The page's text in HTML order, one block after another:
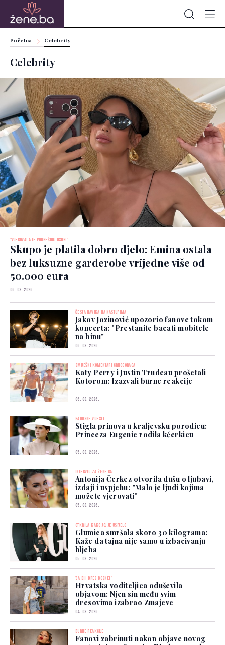
Početna Celebrity
Celebrity
"VJEROVALA JE POGREŠNOJ OSOBI"
Skupo je platila dobro djelo: Emina ostala
bez luksuzne garderobe vrijedne više od
50.000 eura
06. 08. 2026.
ČESTA NAVIKA NA NASTUPIMA
Jakov Jozinović upozorio fanove tokom
koncerta: "Prestanite bacati mobitele
na binu"
06. 08. 2026.
SMIJEŠNI KOMENTARI CRNOGORACA
Katy Perry i Justin Trudeau prošetali
Kotorom: Izazvali burne reakcije
06. 08. 2026.
RADOSNE VIJESTI
Stigla prinova u kraljevsku porodicu:
Princeza Eugenie rodila kćerkicu
05. 08. 2026.
INTERVJU ZA ŽENE.BA
Antonija Čerkez otvorila dušu o ljubavi,
izdaji i uspjehu: "Malo je ljudi kojima
možete vjerovati"
05. 08. 2026.
OTKRILA KAKO JOJ JE USPJELO
Glumica smršala skoro 30 kilograma:
Kaže da tajna nije samo u izbacivanju
hljeba
05. 08. 2026.
"JA BIH DRES BOSNE!"
Hrvatska voditeljica oduševila
objavom: Njen sin među svim
dresovima izabrao Zmajeve
04. 08. 2026.
BURNE REAKCIJE
Fanovi zabrinuti nakon objave novog